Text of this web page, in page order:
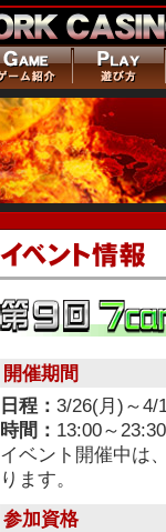
開催期間
日程： 3/26(月)～4/
時間： 13:00～23:30
イベント開催中は
ります。
参加資格